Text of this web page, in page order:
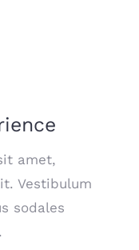
amet,
Vestibulum
sodales